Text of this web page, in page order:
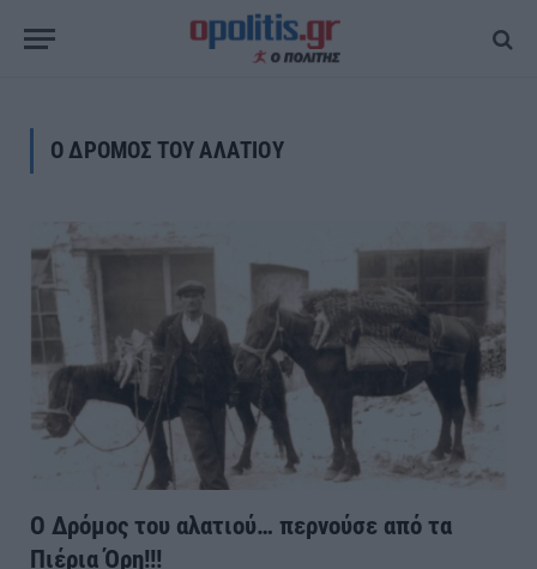
Ο ΔΡΟΜΟΣ ΤΟΥ ΑΛΑΤΙΟΥ
Ο Δρόμος του αλατιού… περνούσε από τα
Πιέρια Όρη!!!